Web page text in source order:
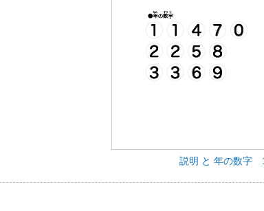
説明 と 年の数字